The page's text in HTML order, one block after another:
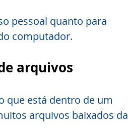
pessoal quanto para
computador.
arquivos
que está dentro de um
arquivos baixados da